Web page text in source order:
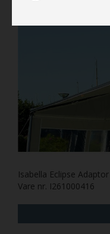
Isabella Eclipse Adaptor
Vare nr. I261000416